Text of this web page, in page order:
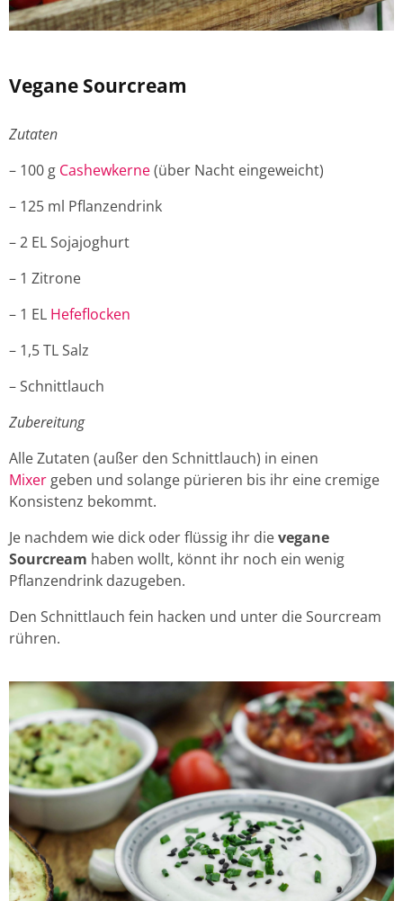
Vegane Sourcream
Zutaten
– 100 g Cashewkerne(über Nacht eingeweicht)
– 125 ml Pflanzendrink
– 2 EL Sojajoghurt
– 1 Zitrone
– 1 EL Hefeflocken
– 1,5 TL Salz
– Schnittlauch
Zubereitung
Alle Zutaten (außer den Schnittlauch) in einen
Mixer geben und solange pürieren bis ihr eine cremige
Konsistenz bekommt.
Je nachdem wie dick oder flüssig ihr dievegane
Sourcream haben wollt, könnt ihr noch ein wenig
Pflanzendrink dazugeben.
Den Schnittlauch fein hacken und unter die Sourcream
rühren.